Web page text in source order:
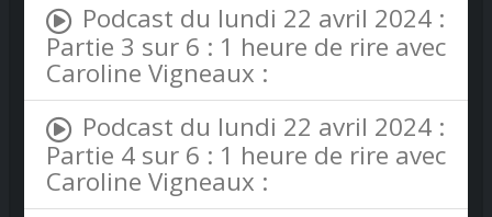
Podcast du lundi 22 avril 2024 :
Partie 3 sur 6 : 1 heure de rire avec
Caroline Vigneaux :
Podcast du lundi 22 avril 2024 :
Partie 4 sur 6 : 1 heure de rire avec
Caroline Vigneaux :